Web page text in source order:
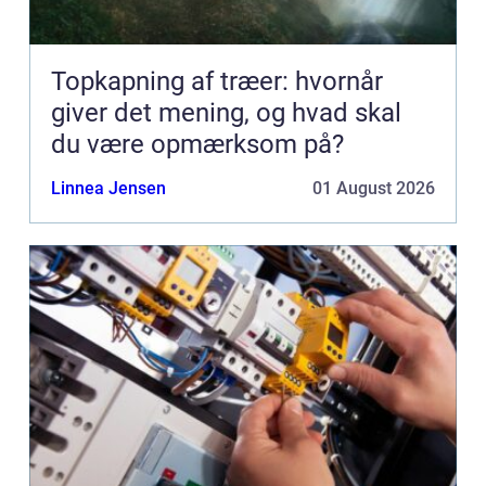
Topkapning af træer: hvornår
giver det mening, og hvad skal
du være opmærksom på?
Linnea Jensen 01 August 2026